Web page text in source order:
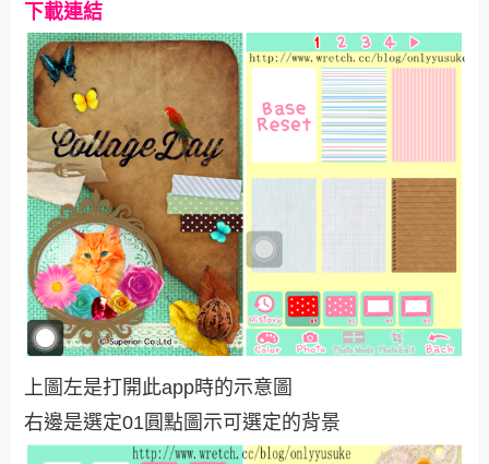
下載連結
上圖左是打開此app時的示意圖
右邊是選定01圓點圖示可選定的背景